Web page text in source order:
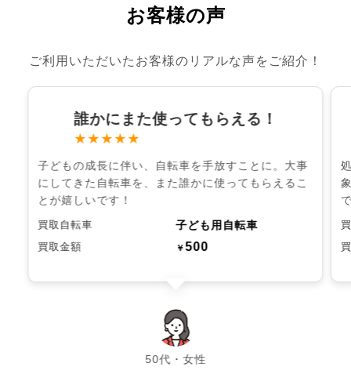
お客様の声
ご利用いただいたお客様のリアルな声をご紹介！
誰かにまた使ってもらえる！
★★★★★
子どもの成長に伴い、自転車を手放すことに。大事
にしてきた自転車を、また誰かに使ってもらえるこ
とが嬉しいです！
買取自転車 子ども用自転車
買取金額 ￥500
50代・女性
chevron_left chevron_right